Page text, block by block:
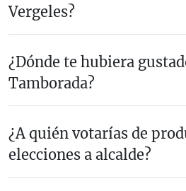
Vergeles?
¿Dónde te hubiera
Tamborada?
¿A quién votarías de
elecciones a alcalde?